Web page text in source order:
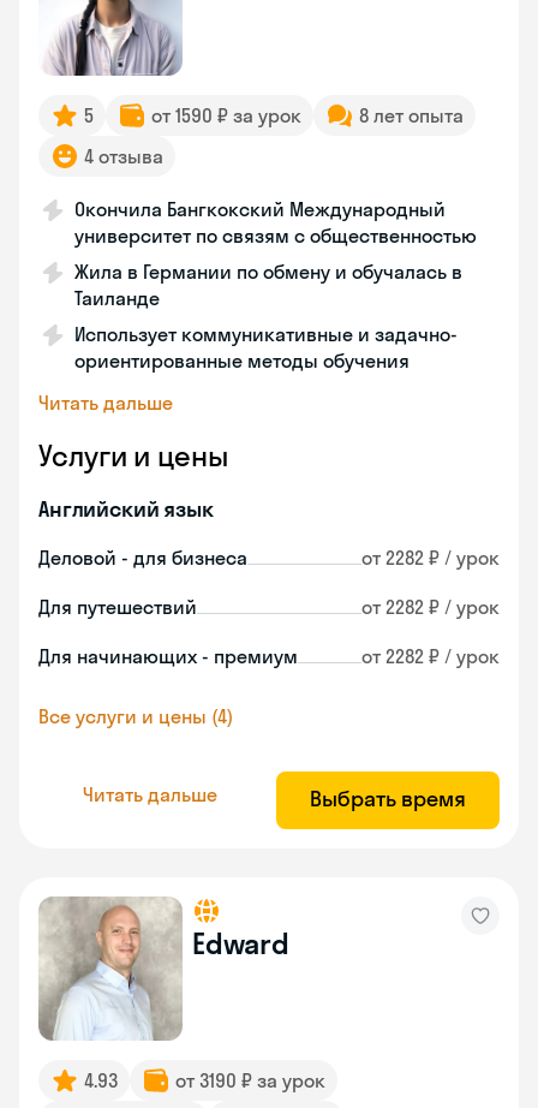
5 от 1590 ₽ за урок
8 лет опыта
4 отзыва
Окончила Бангкокский Международный
университет по связям с общественностью
Жила в Германии по обмену и обучалась в
Таиланде
Использует коммуникативные и задачно-
ориентированные методы обучения
Читать дальше
Услуги и цены
Английский язык
Деловой - для бизнеса от 2282 ₽ / урок
Для путешествий от 2282 ₽ / урок
Для начинающих - премиум от 2282 ₽ / урок
Все услуги и цены (4)
Читать дальше Выбрать время
Edward
4.93
от 3190 ₽ за урок